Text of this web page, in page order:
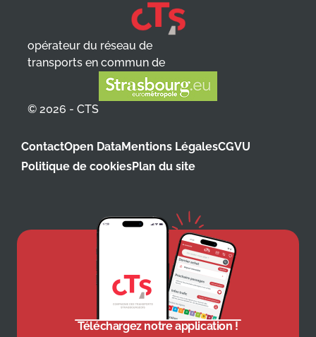
opérateur du réseau de
transports en commun de
© 2026 - CTS
ContactOpen DataMentions LégalesCGVU
Politique de cookiesPlan du site
Téléchargez notre application !